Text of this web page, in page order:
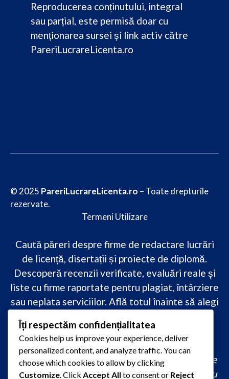
Reproducerea conținutului, integral
sau parțial, este permisă doar cu
menționarea sursei și link activ către
PareriLucrareLicenta.ro
© 2025 PareriLucrareLicenta.ro – Toate drepturile
rezervate.
Termeni Utilizare
Caută păreri despre firme de redactare lucrări
de licență, disertații și proiecte de diplomă.
Descoperă recenzii verificate, evaluări reale și
liste cu firme raportate pentru plagiat, întârziere
sau neplata serviciilor. Află totul înainte să alegi
academicădoar pe PareriLucrareLicenta.ro.
comandă lucrare de licență originală, redactare
lucrare licență urgent, ajutor profesional pentru
Îți respectăm confidențialitatea
Cookies help us improve your experience, deliver
personalized content, and analyze traffic. You can
choose which cookies to allow by clicking
Customize . Click Accept All to consent or Reject